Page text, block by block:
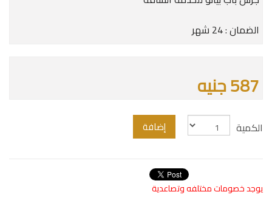
الضمان : 24 شهر
587 جنيه
الكمية إضافة
يوجد خصومات مختلفه وتصاعدية